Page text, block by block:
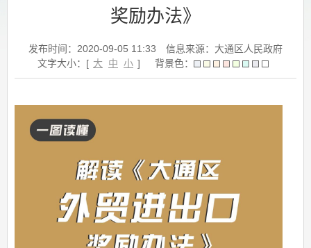
奖励办法》
发布时间：2020-09-05 11:33
信息来源：大通区人民政府
文字大小：[ 大 中 小 ] 背景色：